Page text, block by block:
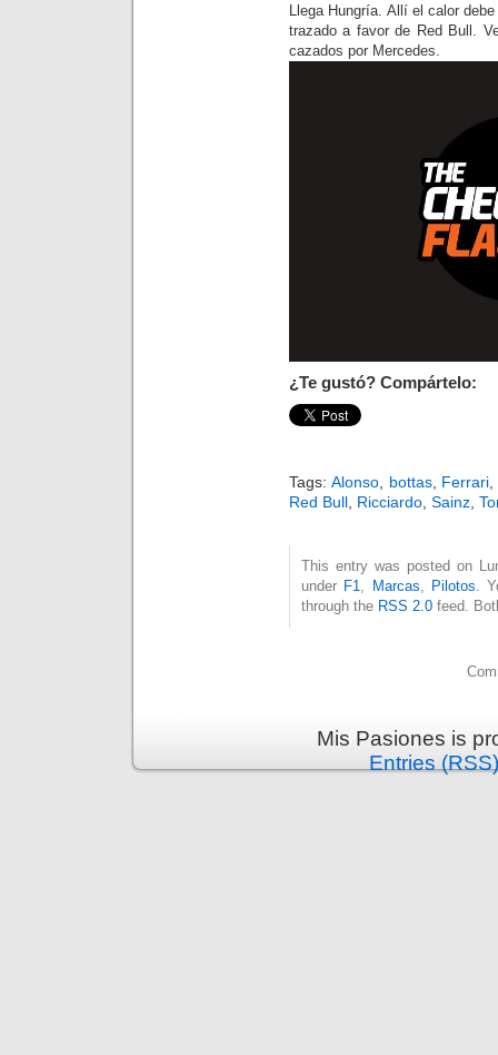
Llega Hungría. Allí el calor
trazado a favor de Red Bull.
cazados por Mercedes.
¿Te gustó? Compártelo:
Tags: Alonso, bottas, Ferrari
Red Bull Ricciardo Sainz
This entry was posted on
under F1, Marcas, Pilotos.
through the RSS 2.0 feed.
Mis Pasiones is
Entries (RSS)